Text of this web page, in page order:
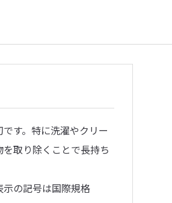
す。特に洗濯やクリー
取り除くことで長持ち
の記号は国際規格